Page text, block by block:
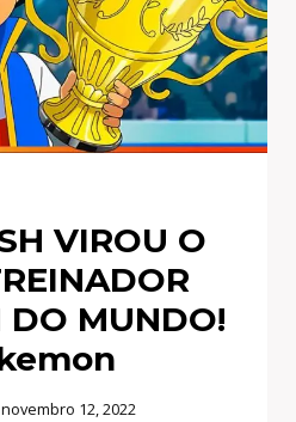
VIROU O
DO MUNDO!
novembro 12, 2022